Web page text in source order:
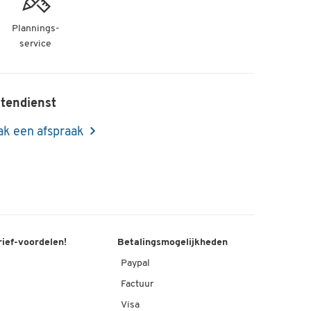
Plannings-
service
een afspraak
voordelen! Betalingsmogelijkheden
Paypal
Factuur
Visa